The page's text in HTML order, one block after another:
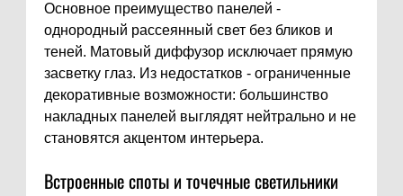
Основное преимущество панелей -
однородный рассеянный свет без бликов и
теней. Матовый диффузор исключает прямую
засветку глаз. Из недостатков - ограниченные
декоративные возможности: большинство
накладных панелей выглядят нейтрально и не
становятся акцентом интерьера.
Встроенные споты и точечные светильники